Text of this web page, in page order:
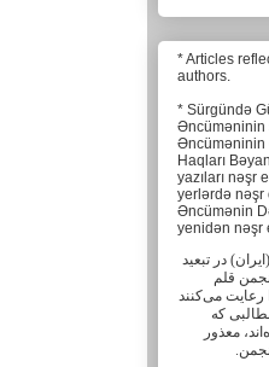
* Articles
authors.
* Sürgündə
Əncüməninin
Əncüməninin
Haqları
yazıları nəşr
yerlərdə nəşr
Əncümənin
yenidən nəşr
در تبعید
قلم
رعایت می‌کنند
که
معذور